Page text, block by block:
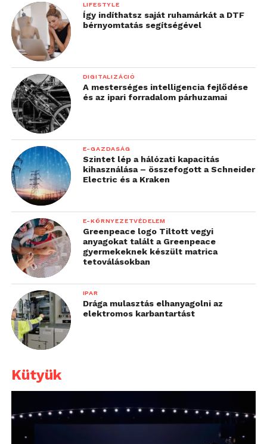
LIFESTYLE
Így indíthatsz saját ruhamárkát a DTF
bérnyomtatás segítségével
DIGITALIZÁCIÓ
A mesterséges intelligencia fejlődése
és az ipari forradalom párhuzamai
E-GAZDASÁG
Szintet lép a hálózati kapacitás
kihasználása – összefogott a Schneider
Electric és a Kraken
E-KÖRNYEZETVÉDELEM
Greenpeace logo Tiltott vegyi
anyagokat talált a Greenpeace
gyermekeknek készült matrica
tetoválásokban
IPAR
Drága mulasztás elhanyagolni az
elektromos karbantartást
Kütyük